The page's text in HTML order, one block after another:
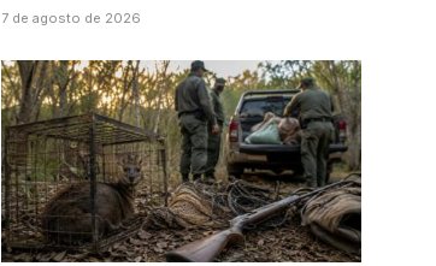
7 de agosto de 2026